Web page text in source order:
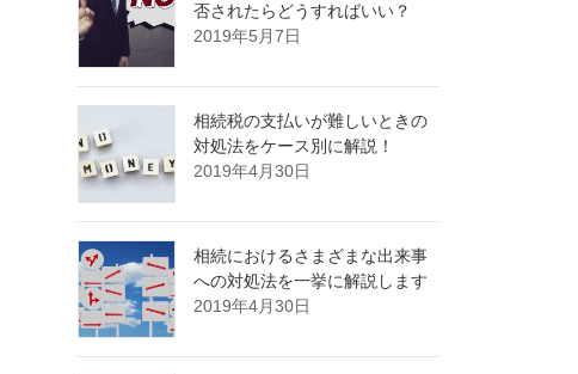
否されたらどうすればいい？
2019年5月7日
相続税の支払いが難しいときの
対処法をケース別に解説！
2019年4月30日
相続におけるさまざまな出来事
への対処法を一挙に解説します
2019年4月30日